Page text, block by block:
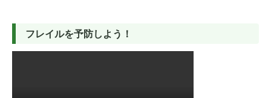
フレイルを予防しよう！